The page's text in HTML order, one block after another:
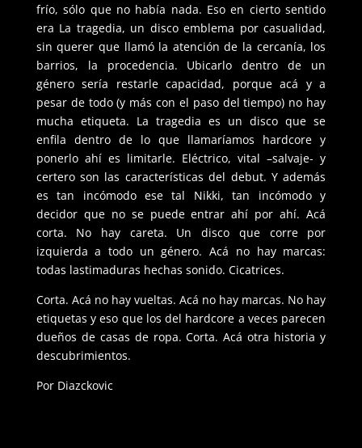
frío, sólo que no había nada. Eso en cierto sentido
era La tragedia, un disco emblema por casualidad,
sin querer que llamó la atención de la cercanía, los
barrios, la procedencia. Ubicarlo dentro de un
género sería restarle capacidad, porque acá y a
pesar de todo (y más con el paso del tiempo) no hay
mucha etiqueta. La tragedia es un disco que se
enfila dentro de lo que llamaríamos hardcore y
ponerlo ahí es limitarle. Eléctrico, vital –salvaje- y
certero son las características del debut. Y además
es tan incómodo ese tal Nikki, tan incómodo y
decidor que no se puede entrar ahí por ahí. Acá
corta. No hay careta. Un disco que corre por
izquierda a todo un género. Acá no hay marcas:
todas lastimaduras hechas sonido. Cicatrices.
Corta. Acá no hay vueltas. Acá no hay marcas. No hay
etiquetas y eso que los del hardcore a veces parecen
dueños de casas de ropa. Corta. Acá otra historia y
descubrimientos.
Por Diazckovic